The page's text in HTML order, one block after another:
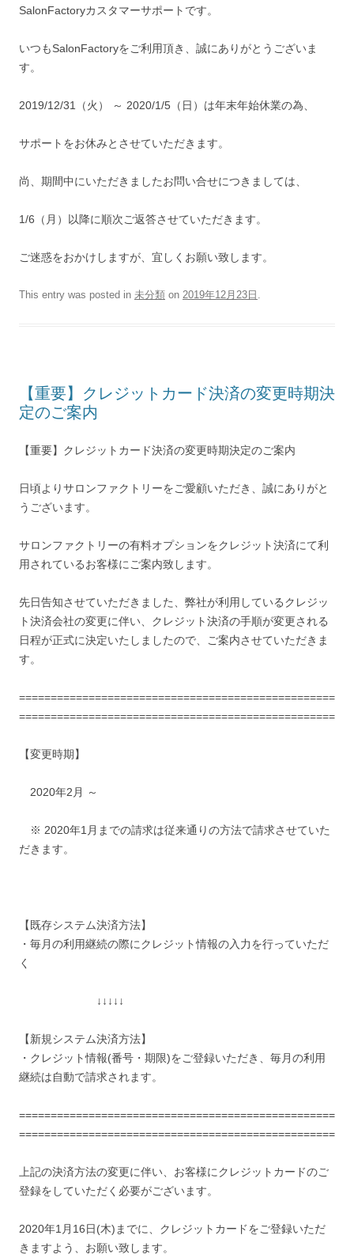
SalonFactoryカスタマーサポートです。
いつもSalonFactoryをご利用頂き、誠にありがとうございま
す。
2019/12/31（火） ～ 2020/1/5（日）は年末年始休業の為、
サポートをお休みとさせていただきます。
尚、期間中にいただきましたお問い合せにつきましては、
1/6（月）以降に順次ご返答させていただきます。
ご迷惑をおかけしますが、宜しくお願い致します。
This entry was posted in 未分類 on 2019年12月23日 .
【重要】クレジットカード決済の変更時期決
定のご案内
【重要】クレジットカード決済の変更時期決定のご案内
日頃よりサロンファクトリーをご愛顧いただき、誠にありがと
うございます。
サロンファクトリーの有料オプションをクレジット決済にて利
用されているお客様にご案内致します。
先日告知させていただきました、弊社が利用しているクレジッ
ト決済会社の変更に伴い、クレジット決済の手順が変更される
日程が正式に決定いたしましたので、ご案内させていただきま
す。
==================================================
==================================================
【変更時期】
2020年2月 ～
※ 2020年1月までの請求は従来通りの方法で請求させていた
だきます。
【既存システム決済方法】
・毎月の利用継続の際にクレジット情報の入力を行っていただ
く
↓↓↓↓↓
【新規システム決済方法】
・クレジット情報(番号・期限)をご登録いただき、毎月の利用
継続は自動で請求されます。
==================================================
==================================================
上記の決済方法の変更に伴い、お客様にクレジットカードのご
登録をしていただく必要がございます。
2020年1月16日(木)までに、クレジットカードをご登録いただ
きますよう、お願い致します。